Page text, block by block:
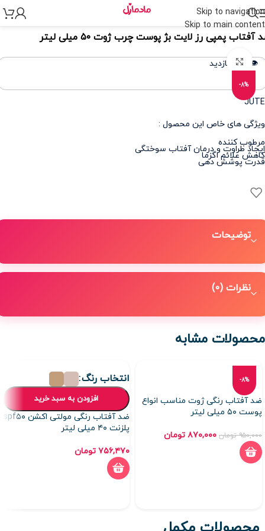
Skip to navigation
Skip to main content
> مراقبت پوست
آفتاب پمپی رز لایت بژ پوست چرب ژوت ۵۰ میلی لیتر
👁️ 486 بازدید
-8%
برای بزرگنمایی کلیک کنید
JUTE
ویژگی های خاص این محصول :
مرطوب کننده
ایجاد طراوت و درمان آفتاب سوختگی
کاهش علائم اگزما
قدرت پوشش دهی
توضیحات
نظرات (0)
محصولات مشابه
-8%
ضد آفتاب رنگی ژوت مناسب انواع
پوست ۵۰ میلی لیتر
۹۵۰,۰۰۰ تومان ۸۷۰,۰۰۰ تومان
انتخاب رنگ
افزودن به سبد خرید
ضد آفتاب رنگی مولتی اکشن spf۵۰
پلزنت ۴۰ میلی لیتر
۷۵۶,۴۷۰ تومان